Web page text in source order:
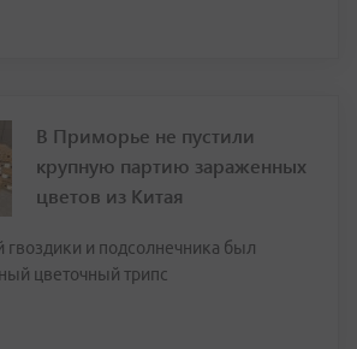
В Приморье не пустили
крупную партию зараженных
цветов из Китая
гвоздики и подсолнечника был
цветочный трипс